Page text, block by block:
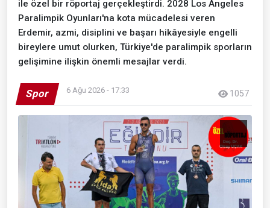
ile özel bir röportaj gerçekleştirdi. 2028 Los Angeles
Paralimpik Oyunları'na kota mücadelesi veren
Erdemir, azmi, disiplini ve başarı hikâyesiyle engelli
bireylere umut olurken, Türkiye'de paralimpik sporların
gelişimine ilişkin önemli mesajlar verdi.
Spor 6 Ağu 2026 - 17:33 1057